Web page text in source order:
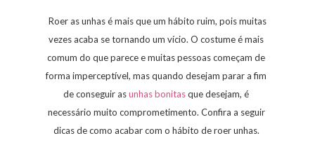
Roer as unhas é mais que um hábito ruim, pois muitas
vezes acaba se tornando um vício. O costume é mais
comum do que parece e muitas pessoas começam de
forma imperceptível, mas quando desejam parar a fim
de conseguir asunhas bonitasque desejam, é
necessário muito comprometimento. Confira a seguir
dicas de como acabar com o hábito de roer unhas.